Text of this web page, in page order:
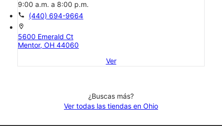
9:00 a.m. a 8:00 p.m.
call (440) 694-9664
location_on
5600 Emerald Ct
Mentor, OH 44060
Ver
¿Buscas más?
Ver todas las tiendas en Ohio